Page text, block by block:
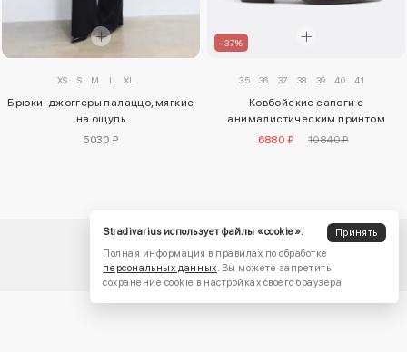
XS S M L XL
Брюки-джоггеры палаццо, мягкие
на ощупь
5030 ₽
–37%
35 36 37 38 39 40 41
Ковбойские сапоги с
анималистическим принтом
6880 ₽
10840 ₽
Stradivarius использует файлы «cookie».
Принять
Полная информация в правилах по обработке
персональных данных. Вы можете запретить
сохранение cookie в настройках своего браузера